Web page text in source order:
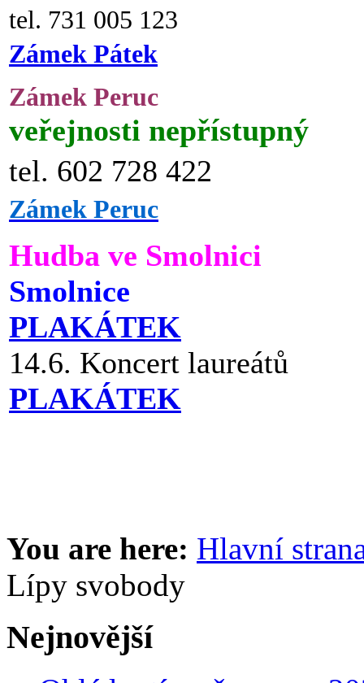
tel. 731 005 123
Zámek Pátek
Zámek Peruc
veřejnosti nepřístupný
tel. 602 728 422
Zámek Peruc
Hudba ve Smolnici
Smolnice
PLAKÁTEK
14.6. Koncert laureátů
PLAKÁTEK
You are here: Hlavní
Lípy svobody
Nejnovější